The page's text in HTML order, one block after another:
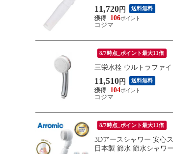
11,720 円 送料無料
106
コジマ
8/7時点_ポイント最大11倍
三栄水栓 ウルトラファイ
11,510 円 送料無料
104
コジマ
8/7時点_ポイント最大11倍
3Dアースシャワー 安心
日本製 節水 節水シャワ